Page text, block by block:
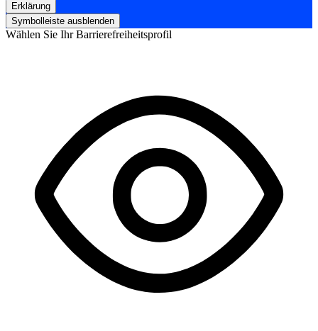
Erklärung
Symbolleiste ausblenden
Wählen Sie Ihr Barrierefreiheitsprofil